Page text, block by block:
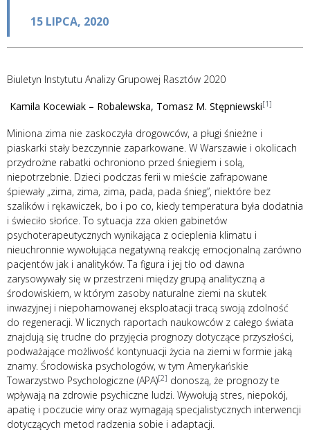
15 LIPCA, 2020
Biuletyn Instytutu Analizy Grupowej Rasztów 2020
Kamila Kocewiak – Robalewska, Tomasz M. Stępniewski[1]
Miniona zima nie zaskoczyła drogowców, a pługi śnieżne i
piaskarki stały bezczynnie zaparkowane. W Warszawie i okolicach
przydrożne rabatki ochroniono przed śniegiem i solą,
niepotrzebnie. Dzieci podczas ferii w mieście zafrapowane
śpiewały „zima, zima, zima, pada, pada śnieg”, niektóre bez
szalików i rękawiczek, bo i po co, kiedy temperatura była dodatnia
i świeciło słońce. To sytuacja zza okien gabinetów
psychoterapeutycznych wynikająca z ocieplenia klimatu i
nieuchronnie wywołująca negatywną reakcję emocjonalną zarówno
pacjentów jak i analityków. Ta figura i jej tło od dawna
zarysowywały się w przestrzeni między grupą analityczną a
środowiskiem, w którym zasoby naturalne ziemi na skutek
inwazyjnej i niepohamowanej eksploatacji tracą swoją zdolność
do regeneracji. W licznych raportach naukowców z całego świata
znajdują się trudne do przyjęcia prognozy dotyczące przyszłości,
podważające możliwość kontynuacji życia na ziemi w formie jaką
znamy. Środowiska psychologów, w tym Amerykańskie
Towarzystwo Psychologiczne (APA)[2] donoszą, że prognozy te
wpływają na zdrowie psychiczne ludzi. Wywołują stres, niepokój,
apatię i poczucie winy oraz wymagają specjalistycznych interwencji
dotyczących metod radzenia sobie i adaptacji.